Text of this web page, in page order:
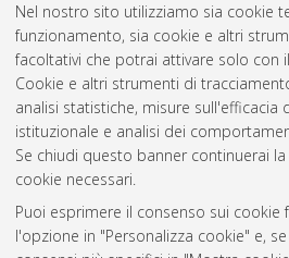
Nel nostro sito utilizziamo sia cookie
funzionamento, sia cookie e altri
facoltativi che potrai attivare solo con
Cookie e altri strumenti di
analisi statistiche, misure sull'efficacia
istituzionale e analisi dei
Se chiudi questo banner continuerai
cookie necessari.
Puoi esprimere il consenso sui cookie
l'opzione in "Personalizza cookie" e,
Bologna, Corso di Studio in
for environmental sustainability /
materiali e dei sensori per la
DM270]
Questa lista e' stata generata ilFri
Atom
Rss 1.0